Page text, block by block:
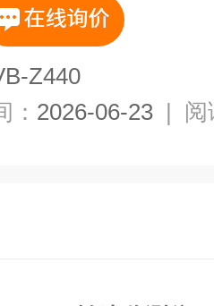
Z440
： 2026-06-23 | 阅